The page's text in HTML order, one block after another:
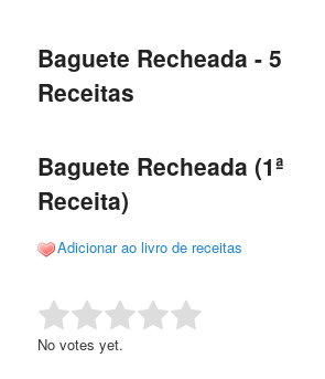
conteúdo
conteúdo
Baguete Recheada - 5
Receitas
Baguete Recheada (1ª
Receita)
Adicionar ao livro de receitas
Rate this item: Submit Rating
No votes yet.